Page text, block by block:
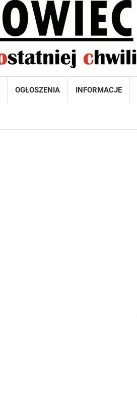
OGŁOSZENIA INFORMACJE